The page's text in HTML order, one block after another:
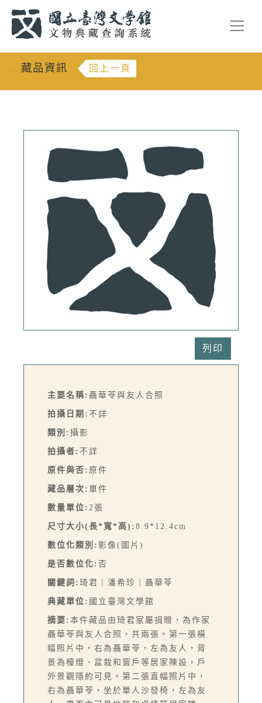
::: 藏品資訊 回上一頁
列印
主要名稱: 聶華苓與友人合照
拍攝日期: 不詳
類別: 攝影
拍攝者: 不詳
原件與否: 原件
藏品層次: 單件
數量單位: 2張
尺寸大小(長*寬*高): 8.9*12.4cm
數位化類別: 影像(圖片)
是否數位化: 否
關鍵詞: 琦君｜潘希珍｜聶華苓
典藏單位: 國立臺灣文學館
摘要: 本件藏品由琦君家屬捐贈，為作家
聶華苓與友人合照，共兩張。第一張橫
幅照片中，右為聶華苓，左為友人，背
景為檯燈、盆栽和窗戶等居家陳設，戶
外景觀隱約可見。第二張直幅照片中，
右為聶華苓，坐於單人沙發椅，左為友